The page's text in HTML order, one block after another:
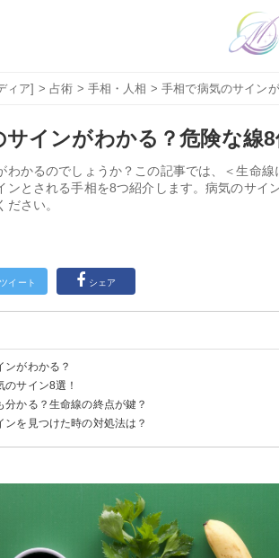
ィア] >占術 > 手相・人相 > 手相で病気のサイン
サインがわかる？危険な線
わかるのでしょうか？この記事では、＜生命
ンとされる手相を8つ紹介します。病気のサイ
さい。
ツイート シェア
ンがわかる？
サイン8選！
分かる？生命線の終点が鍵？
ンを見つけた時の対処法は？